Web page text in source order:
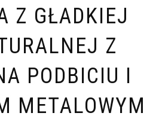
Z GŁADKIEJ
Z
PODBICIU I
METALOWYM